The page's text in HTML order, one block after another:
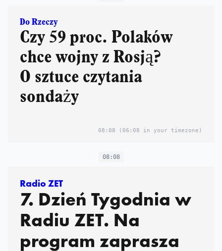
Do Rzeczy
Czy 59 proc. Polaków
chce wojny z Rosją?
O sztuce czytania
sondaży
08:08 (06:08 in your timezone)
08:08
Radio ZET
7. Dzień Tygodnia w
Radiu ZET. Na
program zaprasza